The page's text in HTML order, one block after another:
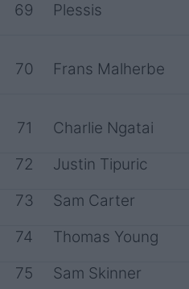
69
Plessis
70 Frans Malherbe
71 Charlie Ngatai
72
Justin Tipuric
73
Sam Carter
74
Thomas Young
75
Sam Skinner